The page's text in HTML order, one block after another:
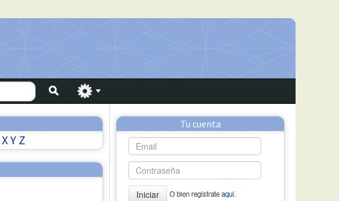
XY Z
Tu cuenta
Iniciar O bien regístrateaquí.